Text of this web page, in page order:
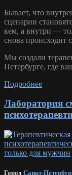
Бывает, что
сценарии
кем, а внутри —
снова происходит
Мы создали
Петербурге, где
Подробнее
Лаборатория
только для мужчин
Город Санкт-